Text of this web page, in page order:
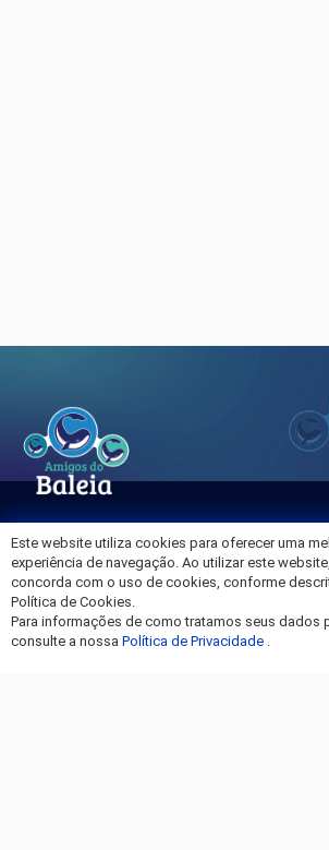
Sobre o Hospital da Baleia
Termos de Uso
Política de Privacidade
Entre em Contato
Este website utiliza cookies para oferecer uma
experiência de navegação. Ao utilizar este
concorda com o uso de cookies, conforme
Política de Cookies.
Para informações de como tratamos seus dados
consulte a nossa Política de Privacidade .